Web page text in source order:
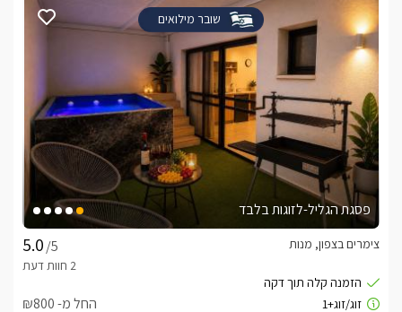
שובר מילואים
פסגת הגליל-לזוגות בלבד
/5
צימרים בצפון, מנות
החל מ- ₪800